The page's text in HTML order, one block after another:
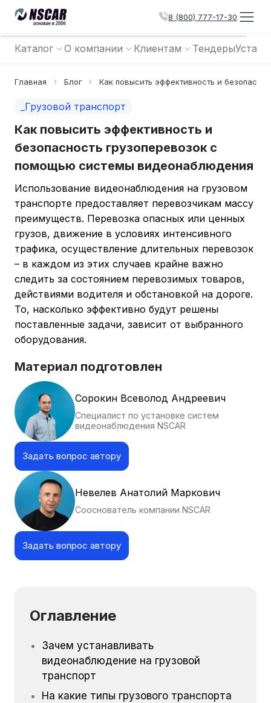
8 (800) 777-17-30
Каталог О компании Клиентам Тендеры
Главная Блог Как повысить эффективность и
_Грузовой транспорт
Как повысить эффективность и
безопасность грузоперевозок с
помощью системы видеонаблюдения
Использование видеонаблюдения на грузовом
транспорте предоставляет перевозчикам массу
преимуществ. Перевозка опасных или ценных
грузов, движение в условиях интенсивного
трафика, осуществление длительных перевозок
– в каждом из этих случаев крайне важно
следить за состоянием перевозимых товаров,
действиями водителя и обстановкой на дороге.
То, насколько эффективно будут решены
поставленные задачи, зависит от выбранного
оборудования.
Материал подготовлен
Сорокин Всеволод Андреевич
Специалист по установке систем
видеонаблюдения NSCAR
Задать вопрос автору
Невелев Анатолий Маркович
Сооснователь компании NSCAR
Задать вопрос автору
Оглавление
Зачем устанавливать
видеонаблюдение на грузовой
транспорт
На какие типы грузового транспорта